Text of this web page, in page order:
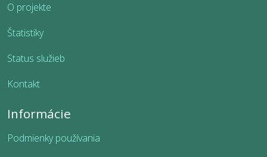
O projekte
Štatistiky
Status služieb
Kontakt
Informácie
Podmienky používania